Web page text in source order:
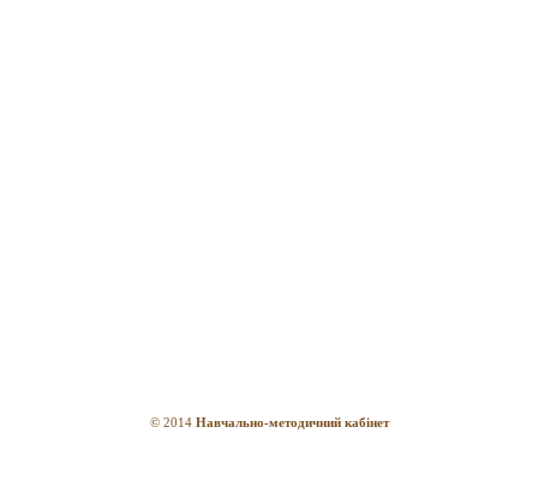
© 2014 Навчально-методичний кабінет